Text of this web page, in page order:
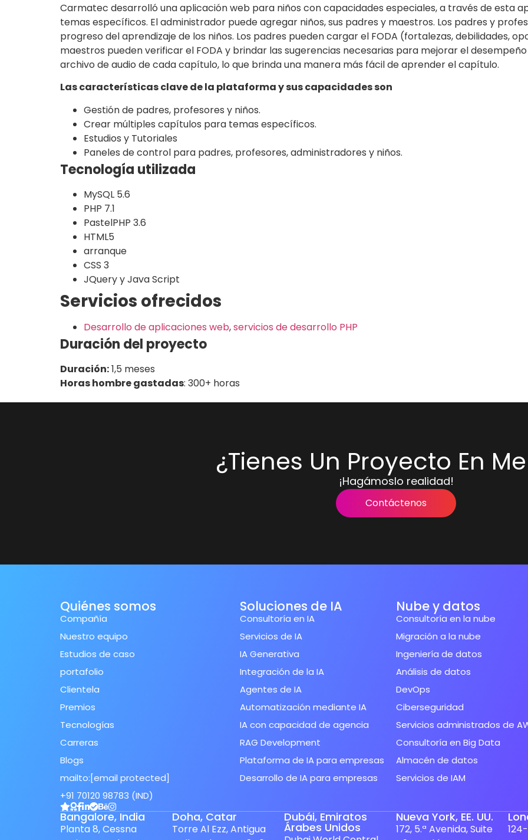
Carmatec desarrolló una aplicación web para niños con capacidades especiales, a través de esta
temas específicos. El administrador puede agregar niños, sus padres y maestros. Los padres y
progreso del aprendizaje de los niños. Los padres pueden cargar el FODA (fortalezas, debilidades,
maestros pueden verificar el FODA y brindar las sugerencias necesarias para mejorar el
archivo de audio de cada capítulo, lo que brinda una manera más fácil de aprender el capítulo.
Las características clave de la plataforma y sus capacidades son
Gestión de padres, profesores y niños.
Crear múltiples capítulos para temas específicos.
Estudios y Tutoriales
Paneles de control para padres, profesores, administradores y niños.
Tecnología utilizada
MySQL 5.6
PHP 7.1
PastelPHP 3.6
HTML5
arranque
CSS 3
JQuery y Java Script
Servicios ofrecidos
Desarrollo de aplicaciones web,servicios de desarrollo PHP
Duración del proyecto
Duración:1,5 meses
Horas hombre gastadas: 300+ horas
¿Tienes Un Proyecto En
¡Hagámoslo realidad!
Contáctenos
Quiénes somos
Compañía
Nuestro equipo
Estudios de caso
portafolio
Clientela
Premios
Tecnologías
Carreras
Blogs
mailto:[email protected]
+91 70120 98783 (IND)
Soluciones de IA
Consultoría en IA
Servicios de IA
IA Generativa
Integración de la IA
Agentes de IA
Automatización mediante IA
IA con capacidad de agencia
RAG Development
Plataforma de IA para empresas
Desarrollo de IA para empresas
Nube y datos
Consultoría en la nube
Migración a la nube
Ingeniería de datos
Análisis de datos
DevOps
Ciberseguridad
Servicios administrados de
Consultoría en Big Data
Almacén de datos
Servicios de IAM
Bangalore, India
Planta 8, Cessna
Doha, Catar
Torre Al Ezz, Antigua
Dubái, Emiratos
Árabes Unidos
Nueva York, EE. UU.
172, 5.ª Avenida, Suite
Finnish
Spanish (Spain)